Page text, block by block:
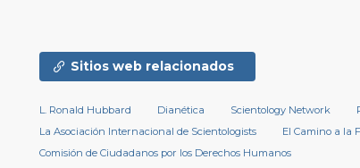
Sitios web relacionados
L. Ronald Hubbard Dianética Scientology Network
La Asociación Internacional de Scientologists
El Camino a la
Comisión de Ciudadanos por los Derechos Humanos